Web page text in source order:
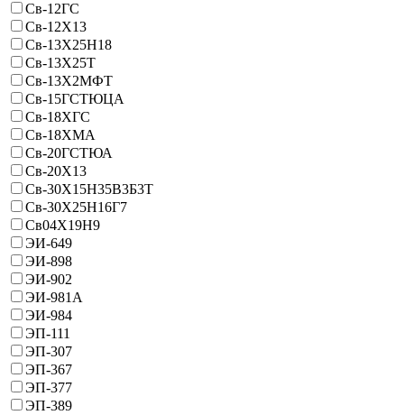
Св-12ГС
Св-12Х13
Св-13Х25Н18
Св-13Х25Т
Св-13Х2МФТ
Св-15ГСТЮЦА
Св-18ХГС
Св-18ХМА
Св-20ГСТЮА
Св-20Х13
Св-30Х15Н35В3Б3Т
Св-30Х25Н16Г7
Св04Х19Н9
ЭИ-649
ЭИ-898
ЭИ-902
ЭИ-981А
ЭИ-984
ЭП-111
ЭП-307
ЭП-367
ЭП-377
ЭП-389